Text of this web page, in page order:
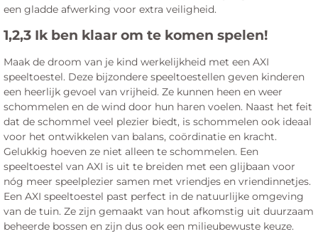
een gladde afwerking voor extra veiligheid.
1,2,3 Ik ben klaar om te komen spelen!
Maak de droom van je kind werkelijkheid met een AXI
speeltoestel. Deze bijzondere speeltoestellen geven kinderen
een heerlijk gevoel van vrijheid. Ze kunnen heen en weer
schommelen en de wind door hun haren voelen. Naast het feit
dat de schommel veel plezier biedt, is schommelen ook ideaal
voor het ontwikkelen van balans, coördinatie en kracht.
Gelukkig hoeven ze niet alleen te schommelen. Een
speeltoestel van AXI is uit te breiden met een glijbaan voor
nóg meer speelplezier samen met vriendjes en vriendinnetjes.
Een AXI speeltoestel past perfect in de natuurlijke omgeving
van de tuin. Ze zijn gemaakt van hout afkomstig uit duurzaam
beheerde bossen en zijn dus ook een milieubewuste keuze.